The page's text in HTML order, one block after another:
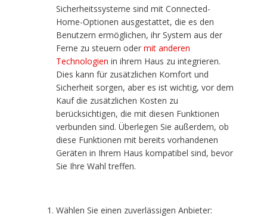
Sicherheitssysteme sind mit Connected-
Home-Optionen ausgestattet, die es den
Benutzern ermöglichen, ihr System aus der
Ferne zu steuern oder mit anderen
Technologien in ihrem Haus zu integrieren.
Dies kann für zusätzlichen Komfort und
Sicherheit sorgen, aber es ist wichtig, vor dem
Kauf die zusätzlichen Kosten zu
berücksichtigen, die mit diesen Funktionen
verbunden sind. Überlegen Sie außerdem, ob
diese Funktionen mit bereits vorhandenen
Geräten in Ihrem Haus kompatibel sind, bevor
Sie Ihre Wahl treffen.
Wählen Sie einen zuverlässigen Anbieter: